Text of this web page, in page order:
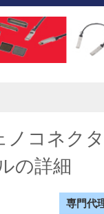
コネク
の詳細
専門代